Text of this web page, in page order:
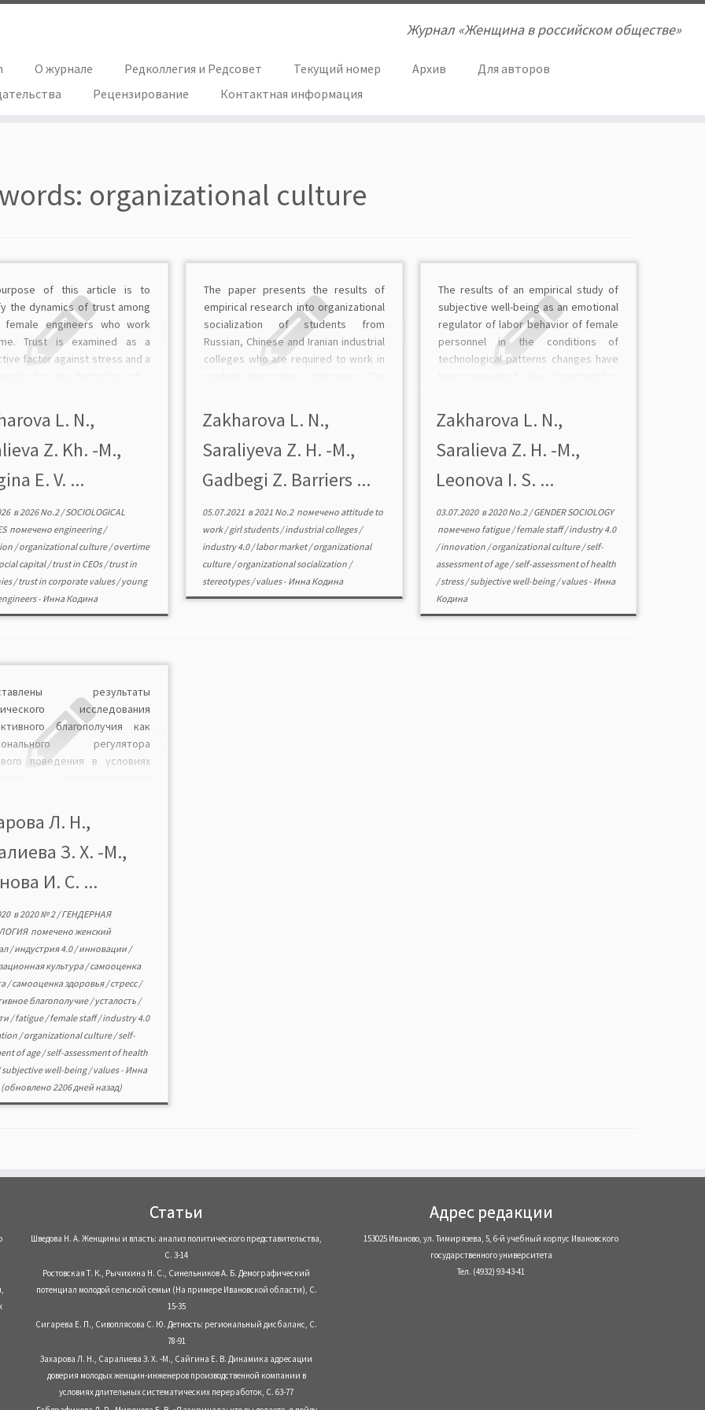
Журнал «Женщина в российском обществе»
О журнале Редколлегия и Редсовет Текущий номер Архив
Для авторов
Рецензирование Контактная информация
organizational culture
of this article is to
the dynamics of trust among
female engineers who work
Trust is examined as a
factor against stress and a
a study at innovative and
enterprises within […]
L. N.,
Z. Kh. -M.,
E. V. ...
в2026 No.2/SOCIOLOGICAL
помечено engineering/
/organizational culture/overtime
capital/trust in CEOs/trust in
/trust in corporate values/young
- Инна Кодина
The paper presents the results of
empirical research into organizational
socialization of students from
Russian, Chinese and Iranian industrial
colleges who are required to work in
of organizational culture as a socio-
psychological context of the
educational process and a key factor
Zakharova L. N.,
Saraliyeva Z. H. -М.,
Gadbegi Z. Barriers ...
05.07.2021в2021 No.2 помечено attitude to
work/girl students/industrial colleges/
industry 4.0/labor market/organizational
culture/organizational socialization /
stereotypes/values- Инна Кодина
The results of an empirical study of
subjective well-being as an emotional
regulator of labor behavior of female
personnel in the conditions of
technological patterns changes have
personnel of industrial and medical
companies with different levels of
involvement in innovative […]
Zakharova L. N.,
Saralieva Z. H. -M.,
Leonova I. S. ...
03.07.2020в2020 No.2/GENDER SOCIOLOGY
помечено fatigue/female staff/industry 4.0
/innovation /organizational culture/self-
assessment of age/self-assessment of health
/stress/subjective well-being/values- Инна
Кодина
результаты
исследования
благополучия как
регулятора
поведения в условиях
благополучия
персонала
и медицинских
с разным уровнем
в инновационные
ценностных
подверженности
усталости от трудовой
и организационных
самооценки здоровья […]
Л. Н.,
З. Х. -М.,
И. С. ...
в2020 № 2/ГЕНДЕРНАЯ
помеченоженский
/индустрия 4.0/инновации /
культура/самооценка
/самооценка здоровья/стресс/
благополучие/усталость /
/fatigue/female staff/industry 4.0
/organizational culture/self-
of age/self-assessment of health
subjective well-being/values- Инна
(обновлено 2206 дней назад)
Статьи
Шведова Н. А. Женщины и власть: анализ политического представительства,
С. 3-14
Ростовская Т. К., Рычихина Н. С., Синельников А. Б. Демографический
потенциал молодой сельской семьи (На примере Ивановской области), С.
15-35
Сигарева Е. П., Сивоплясова С. Ю. Детность: региональный дисбаланс, С.
78-91
Захарова Л. Н., Саралиева З. Х. -М., Сайгина Е. В. Динамика адресации
доверия молодых женщин-инженеров производственной компании в
условиях длительных систематических переработок, С. 63-77
Адрес редакции
153025 Иваново, ул. Тимирязева, 5, 6-й учебный корпус Ивановского
государственного университета
Тел. (4932) 93-43-41